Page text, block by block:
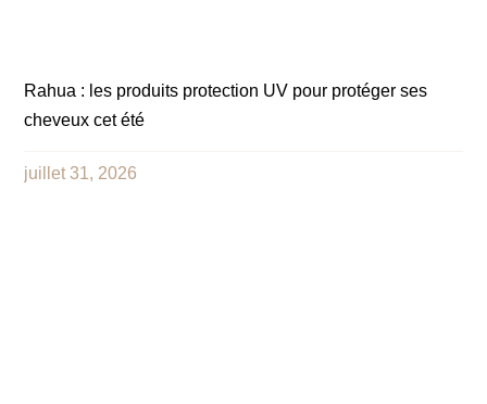
Rahua : les produits protection UV pour protéger ses
cheveux cet été
juillet 31, 2026